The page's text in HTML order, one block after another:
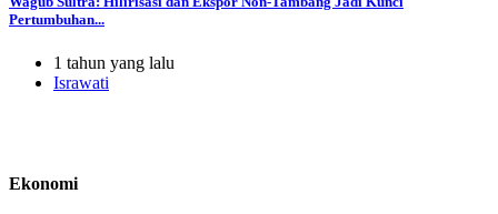
Pertumbuhan...
1 tahun yang lalu
Israwati
Ekonomi